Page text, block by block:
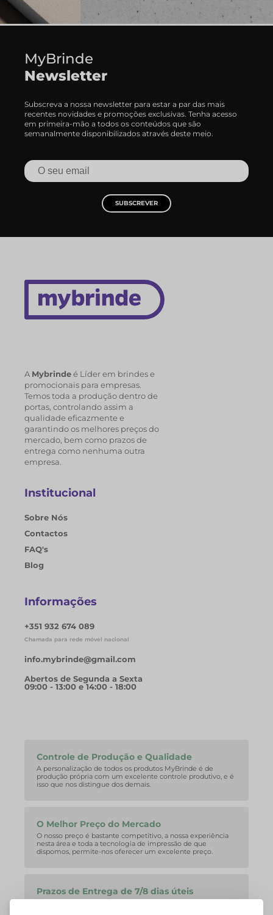
MyBrinde
Newsletter
Subscreva a nossa newsletter para estar a par das mais
recentes novidades e promoções exclusivas. Tenha acesso
em primeira-mão a todos os conteúdos que são
semanalmente disponibilizados através deste meio.
SUBSCREVER
A Mybrindeé Líder em brindes e
promocionais para empresas.
Temos toda a produção dentro de
portas, controlando assim a
qualidade eficazmente e
garantindo os melhores preços do
mercado, bem como prazos de
entrega como nenhuma outra
empresa.
Institucional
Sobre Nós
Contactos
FAQ's
Blog
Informações
+351 932 674 089
Chamada para rede móvel nacional
info.mybrinde@gmail.com
Abertos de Segunda a Sexta
09:00 - 13:00 e 14:00 - 18:00
Controle de Produção e Qualidade
A personalização de todos os produtos MyBrinde é de
produção própria com um excelente controle produtivo, e é
isso que nos distingue dos demais.
O Melhor Preço do Mercado
O nosso preço é bastante competitivo, a nossa experiência
nesta área e toda a tecnologia de impressão de que
dispomos, permite-nos oferecer um excelente preço.
Prazos de Entrega de 7/8 dias úteis